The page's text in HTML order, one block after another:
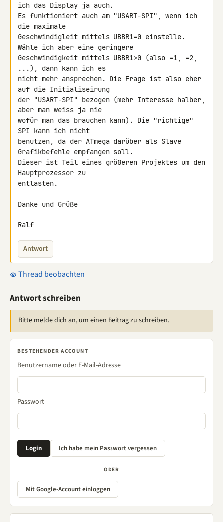
ich das Display ja auch.
Es funktioniert auch am "USART-SPI", wenn ich
die maximale
Geschwindigleit mittels UBBR1=0 einstelle.
Wähle ich aber eine geringere
Geschwindigkeit mittels UBBR1>0 (also =1, =2,
...), dann kann ich es
nicht mehr ansprechen. Die Frage ist also eher
auf die Initialiseirung
der "USART-SPI" bezogen (mehr Interesse halber,
aber man weiss ja nie
wofür man das brauchen kann). Die "richtige"
SPI kann ich nicht
benutzen, da der ATmega darüber als Slave
Grafikbefehle empfangen soll.
Dieser ist Teil eines größeren Projektes um den
Hauptprozessor zu
entlasten.
Danke und Grüße
Ralf
Antwort
Thread beobachten
Antwort schreiben
Bitte melde dich an, um einen Beitrag zu schreiben.
BESTEHENDER ACCOUNT
Benutzername oder E-Mail-Adresse
Passwort
ODER
Mit Google-Account einloggen